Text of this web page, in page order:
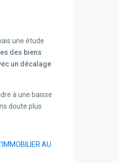
une étude
des biens
un décalage
à une baisse
doute plus
AU